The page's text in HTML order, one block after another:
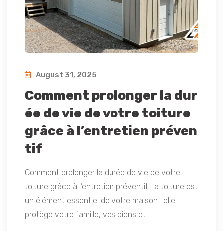
August 31, 2025
Comment prolonger la dur
ée de vie de votre toiture
grâce à l’entretien préven
tif
Comment prolonger la durée de vie de votre
toiture grâce à l’entretien préventif La toiture est
un élément essentiel de votre maison : elle
protège votre famille, vos biens et…